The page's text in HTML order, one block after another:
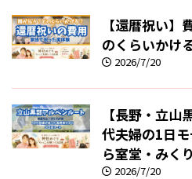
【還暦祝い
のくらいかけ
2026/7/20
【長野・立
代夫婦の1日
ら室堂・みく
2026/7/20